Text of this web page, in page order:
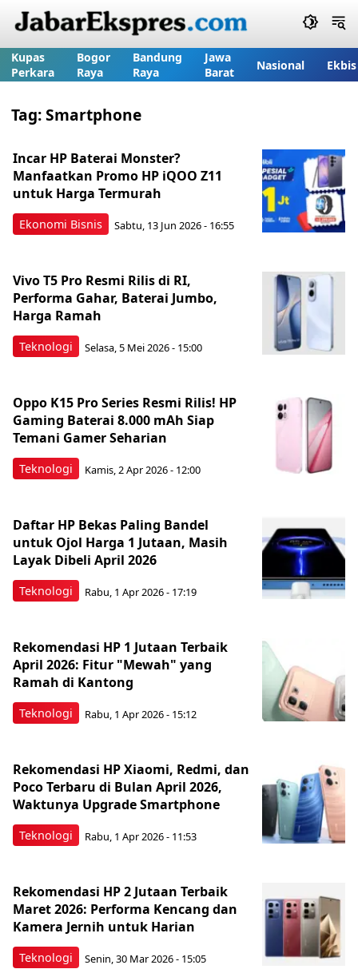
Kupas
Perkara
Bogor
Raya
Bandung
Raya
Jawa
Barat
Nasional Ekbis
Tag:Smartphone
Ekonomi Bisnis
Incar HP Baterai Monster?
Manfaatkan Promo HP iQOO Z11
untuk Harga Termurah
Sabtu, 13 Jun 2026 - 16:55
Teknologi
Vivo T5 Pro Resmi Rilis di RI,
Performa Gahar, Baterai Jumbo,
Harga Ramah
Selasa, 5 Mei 2026 - 15:00
Teknologi
Oppo K15 Pro Series Resmi Rilis! HP
Gaming Baterai 8.000 mAh Siap
Temani Gamer Seharian
Kamis, 2 Apr 2026 - 12:00
Teknologi
Daftar HP Bekas Paling Bandel
untuk Ojol Harga 1 Jutaan, Masih
Layak Dibeli April 2026
Rabu, 1 Apr 2026 - 17:19
Teknologi
Rekomendasi HP 1 Jutaan Terbaik
April 2026: Fitur "Mewah" yang
Ramah di Kantong
Rabu, 1 Apr 2026 - 15:12
Teknologi
Rekomendasi HP Xiaomi, Redmi, dan
Poco Terbaru di Bulan April 2026,
Waktunya Upgrade Smartphone
Rabu, 1 Apr 2026 - 11:53
Teknologi
Rekomendasi HP 2 Jutaan Terbaik
Maret 2026: Performa Kencang dan
Kamera Jernih untuk Harian
Senin, 30 Mar 2026 - 15:05